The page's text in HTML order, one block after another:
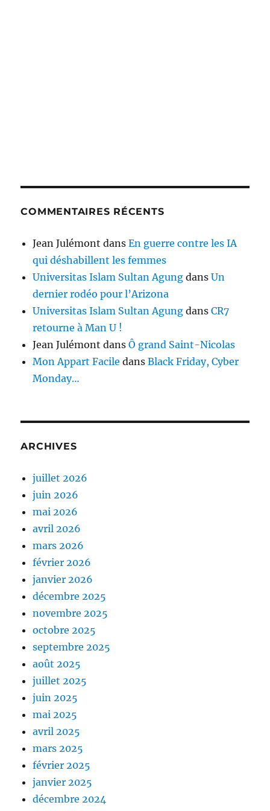
COMMENTAIRES RÉCENTS
Jean Julémont dansEn guerre contre les IA
qui déshabillent les femmes
Universitas Islam Sultan Agung dansUn
dernier rodéo pour l’Arizona
Universitas Islam Sultan Agung dansCR7
retourne à Man U !
Jean Julémont dansÔ grand Saint-Nicolas
Mon Appart Facile dansBlack Friday, Cyber
Monday…
ARCHIVES
juillet 2026
juin 2026
mai 2026
avril 2026
mars 2026
février 2026
janvier 2026
décembre 2025
novembre 2025
octobre 2025
septembre 2025
août 2025
juillet 2025
juin 2025
mai 2025
avril 2025
mars 2025
février 2025
janvier 2025
décembre 2024